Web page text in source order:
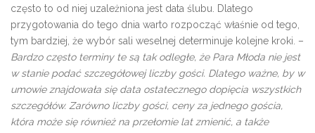
często to od niej uzależniona jest data ślubu. Dlatego
przygotowania do tego dnia warto rozpocząć właśnie od tego,
tym bardziej, że wybór sali weselnej determinuje kolejne kroki. –
Bardzo często terminy te są tak odległe, że Para Młoda nie jest
w stanie podać szczegółowej liczby gości. Dlatego ważne, by w
umowie znajdowała się data ostatecznego dopięcia wszystkich
szczegółów. Zarówno liczby gości, ceny za jednego gościa,
która może się również na przełomie lat zmienić, a także